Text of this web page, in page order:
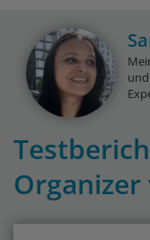
Organizer